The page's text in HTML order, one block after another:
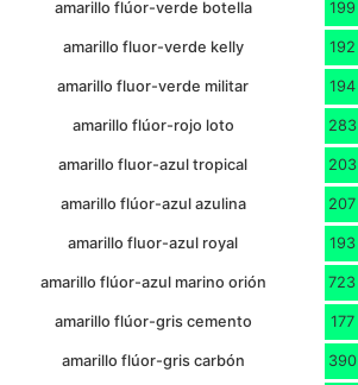
amarillo flúor-verde botella 199
amarillo fluor-verde kelly 192
amarillo fluor-verde militar 194
amarillo flúor-rojo loto 283
amarillo fluor-azul tropical 203
amarillo flúor-azul azulina 207
amarillo fluor-azul royal 193
amarillo flúor-azul marino orión 723
amarillo flúor-gris cemento 177
amarillo flúor-gris carbón 390